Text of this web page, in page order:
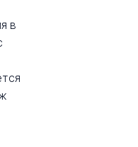
в